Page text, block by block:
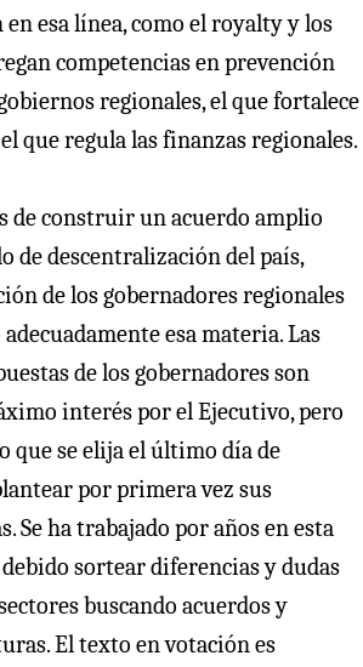
esa línea, como el royalty y los
competencias en prevención
regionales, el que fortalece
que regula las finanzas regionales.
de construir un acuerdo amplio
de descentralización del país,
de los gobernadores regionales
esa materia. Las
de los gobernadores son
interés por el Ejecutivo, pero
que se elija el último día de
por primera vez sus
Se ha trabajado por años en esta
sortear diferencias y dudas
buscando acuerdos y
El texto en votación es